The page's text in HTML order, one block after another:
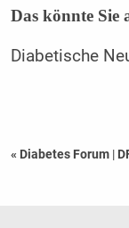
Das könnte Sie
Diabetische
« Diabetes Forum |